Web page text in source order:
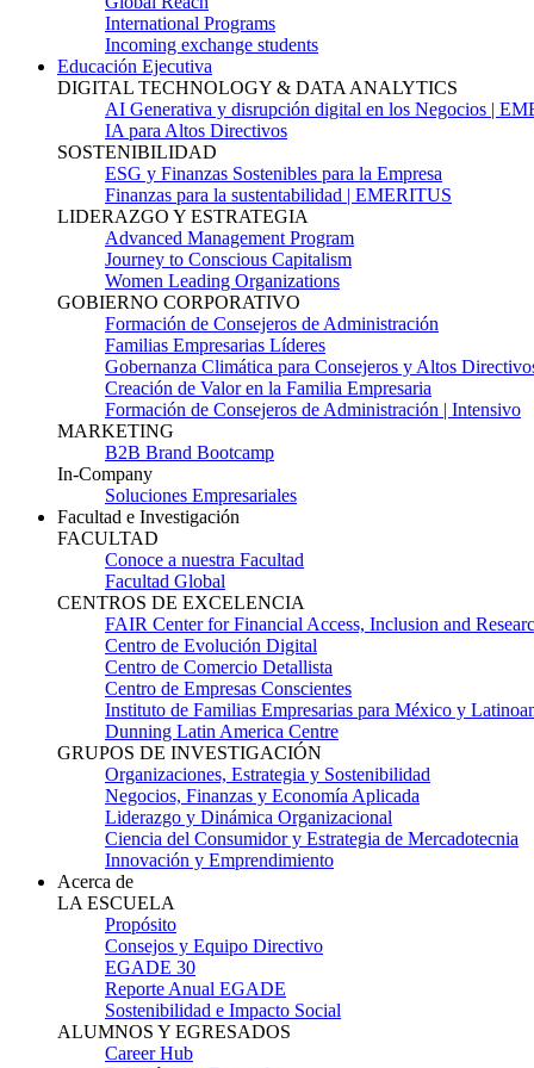
International Programs
Incoming exchange students
Educación Ejecutiva
DIGITAL TECHNOLOGY & DATA ANALYTICS
AI Generativa y disrupción digital en los Negocios |
IA para Altos Directivos
SOSTENIBILIDAD
ESG y Finanzas Sostenibles para la Empresa
Finanzas para la sustentabilidad | EMERITUS
LIDERAZGO Y ESTRATEGIA
Advanced Management Program
Journey to Conscious Capitalism
Women Leading Organizations
GOBIERNO CORPORATIVO
Formación de Consejeros de Administración
Familias Empresarias Líderes
Gobernanza Climática para Consejeros y Altos
Creación de Valor en la Familia Empresaria
Formación de Consejeros de Administración | Intensivo
MARKETING
B2B Brand Bootcamp
In-Company
Soluciones Empresariales
Facultad e Investigación
FACULTAD
Conoce a nuestra Facultad
Facultad Global
CENTROS DE EXCELENCIA
FAIR Center for Financial Access, Inclusion and
Centro de Evolución Digital
Centro de Comercio Detallista
Centro de Empresas Conscientes
Instituto de Familias Empresarias para México y
Dunning Latin America Centre
GRUPOS DE INVESTIGACIÓN
Organizaciones, Estrategia y Sostenibilidad
Negocios, Finanzas y Economía Aplicada
Liderazgo y Dinámica Organizacional
Ciencia del Consumidor y Estrategia de Mercadotecnia
Innovación y Emprendimiento
Acerca de
LA ESCUELA
Propósito
Consejos y Equipo Directivo
EGADE 30
Reporte Anual EGADE
Sostenibilidad e Impacto Social
ALUMNOS Y EGRESADOS
Career Hub